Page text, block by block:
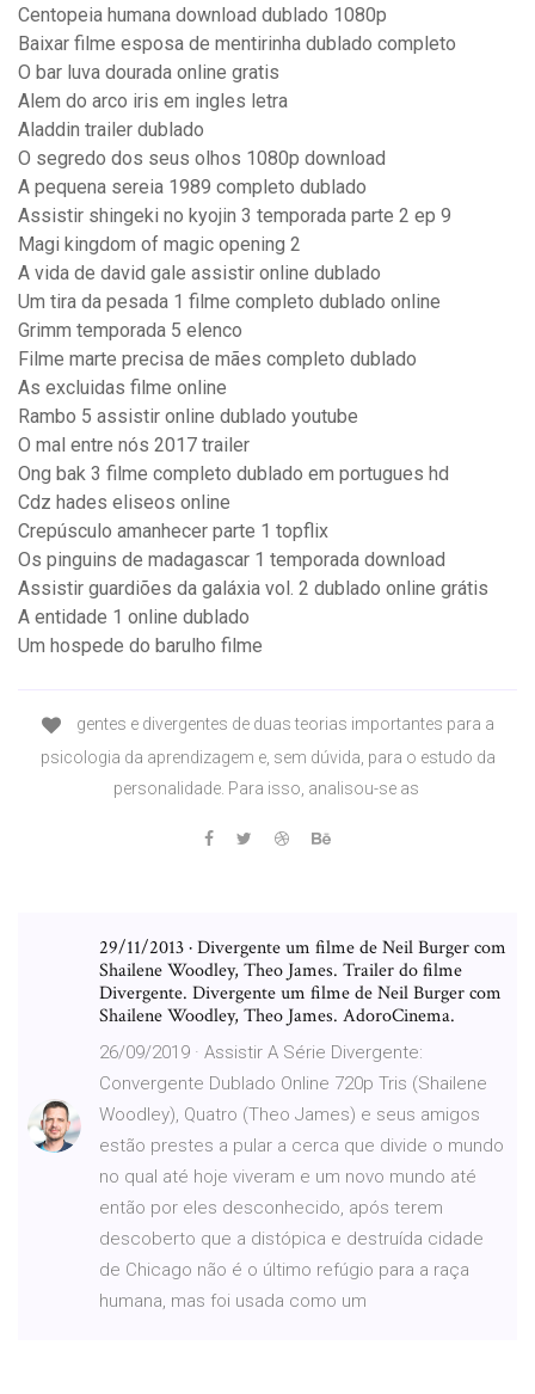
Centopeia humana download dublado 1080p
Baixar filme esposa de mentirinha dublado completo
O bar luva dourada online gratis
Alem do arco iris em ingles letra
Aladdin trailer dublado
O segredo dos seus olhos 1080p download
A pequena sereia 1989 completo dublado
Assistir shingeki no kyojin 3 temporada parte 2 ep 9
Magi kingdom of magic opening 2
A vida de david gale assistir online dublado
Um tira da pesada 1 filme completo dublado online
Grimm temporada 5 elenco
Filme marte precisa de mães completo dublado
As excluidas filme online
Rambo 5 assistir online dublado youtube
O mal entre nós 2017 trailer
Ong bak 3 filme completo dublado em portugues hd
Cdz hades eliseos online
Crepúsculo amanhecer parte 1 topflix
Os pinguins de madagascar 1 temporada download
Assistir guardiões da galáxia vol. 2 dublado online grátis
A entidade 1 online dublado
Um hospede do barulho filme
gentes e divergentes de duas teorias importantes para a
psicologia da aprendizagem e, sem dúvida, para o estudo da
personalidade. Para isso, analisou-se as
29/11/2013 · Divergente um filme de Neil Burger com
Shailene Woodley, Theo James. Trailer do filme
Divergente. Divergente um filme de Neil Burger com
Shailene Woodley, Theo James. AdoroCinema.
26/09/2019 · Assistir A Série Divergente:
Convergente Dublado Online 720p Tris (Shailene
Woodley), Quatro (Theo James) e seus amigos
estão prestes a pular a cerca que divide o mundo
no qual até hoje viveram e um novo mundo até
então por eles desconhecido, após terem
descoberto que a distópica e destruída cidade
de Chicago não é o último refúgio para a raça
humana, mas foi usada como um